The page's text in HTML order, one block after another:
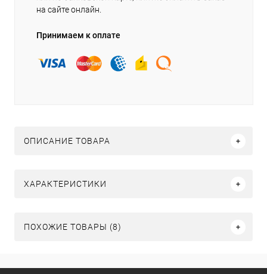
на сайте онлайн.
Принимаем к оплате
ОПИСАНИЕ ТОВАРА
ХАРАКТЕРИСТИКИ
ПОХОЖИЕ ТОВАРЫ (8)